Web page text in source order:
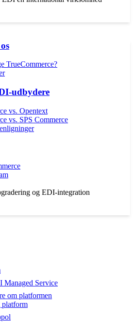
TrueCommerce?
udbydere
vs. Opentext
vs. SPS Commerce
og EDI-integration
Managed Service
om platformen
platform